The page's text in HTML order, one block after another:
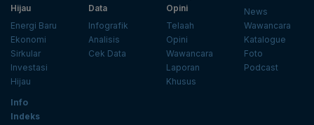
Hijau
Energi Baru
Ekonomi
Sirkular
Investasi
Hijau
Data
Infografik
Analisis
Cek Data
Opini
Telaah
Opini
Wawancara
Laporan
Khusus
News
Wawancara
Katalogue
Foto
Podcast
Info
Indeks